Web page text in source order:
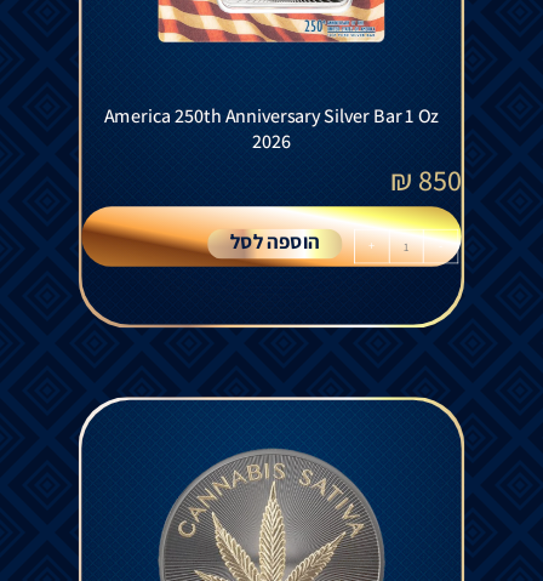
America 250th Anniversary Silver Bar 1 Oz
2026
850
₪
-
+ הוספה לסל